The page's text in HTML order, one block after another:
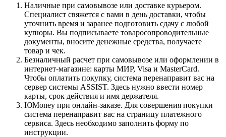
Наличные при самовывозе или доставке курьером.
Специалист свяжется с вами в день доставки, чтобы
уточнить время и заранее подготовить сдачу с любой
купюры. Вы подписываете товаросопроводительные
документы, вносите денежные средства, получаете
товар и чек.
Безналичный расчет при самовывозе или оформлении в
интернет-магазине: карты МИР, Visa и MasterCard.
Чтобы оплатить покупку, система перенаправит вас на
сервер системы ASSIST. Здесь нужно ввести номер
карты, срок действия и имя держателя.
ЮMoney при онлайн-заказе. Для совершения покупки
система перенаправит вас на страницу платежного
сервиса. Здесь необходимо заполнить форму по
инструкции.